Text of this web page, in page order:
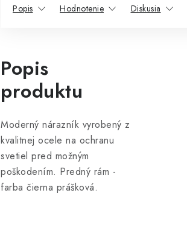
Popis Hodnotenie Diskusia
Popis
produktu
Moderný nárazník vyrobený z
kvalitnej ocele na ochranu
svetiel pred možným
poškodením. Predný rám -
farba čierna prášková.